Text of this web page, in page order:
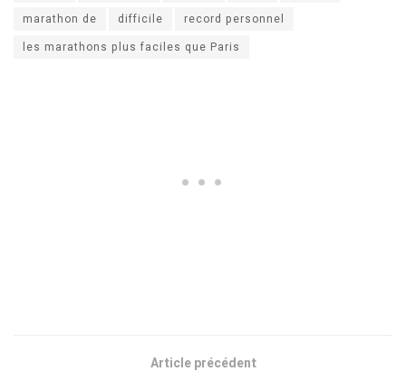
marathon de
difficile
record personnel
les marathons plus faciles que Paris
Article précédent